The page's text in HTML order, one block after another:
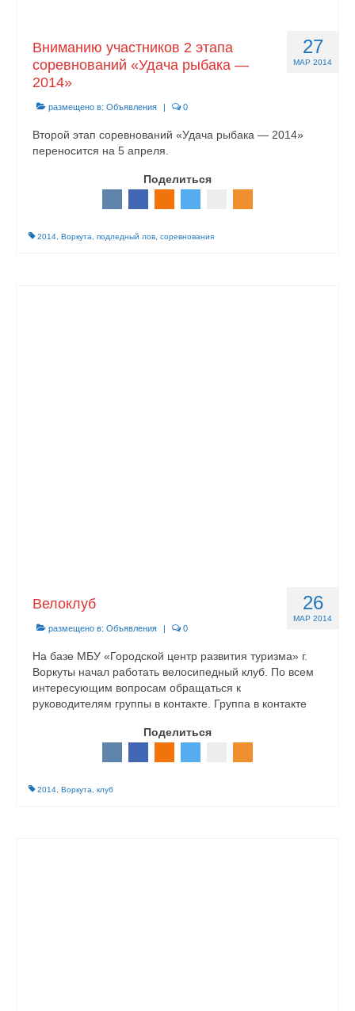
27
МАР 2014
Вниманию участников 2 этапа
соревнований «Удача рыбака —
2014»
размещено в: Объявления | 0
Второй этап соревнований «Удача рыбака — 2014»
переносится на 5 апреля.
Поделиться
2014 Воркута подледный лов соревнования
26
МАР 2014
Велоклуб
размещено в: Объявления | 0
На базе МБУ «Городской центр развития туризма» г.
Воркуты начал работать велосипедный клуб. По всем
интересующим вопросам обращаться к
руководителям группы в контакте. Группа в контакте
Поделиться
2014 Воркута клуб